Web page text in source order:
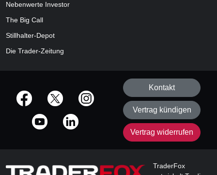
Nebenwerte Investor
The Big Call
Stillhalter-Depot
Die Trader-Zeitung
offizielle Social Media-Accounts
Kontakt
Vertrag kündigen
Vertrag widerrufen
TraderFox